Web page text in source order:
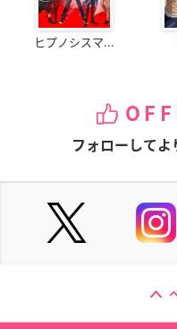
ヒプノシスマ...
フォローしてよ